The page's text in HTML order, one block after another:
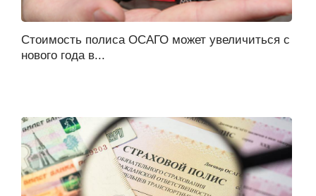
Стоимость полиса ОСАГО может увеличиться с
нового года в...